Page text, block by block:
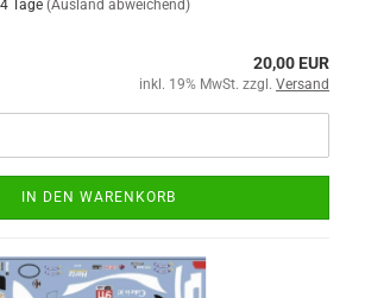
Tage (Ausland abweichend)
20,00 EUR
inkl. 19% MwSt. zzgl. Versand
IN DEN WARENKORB